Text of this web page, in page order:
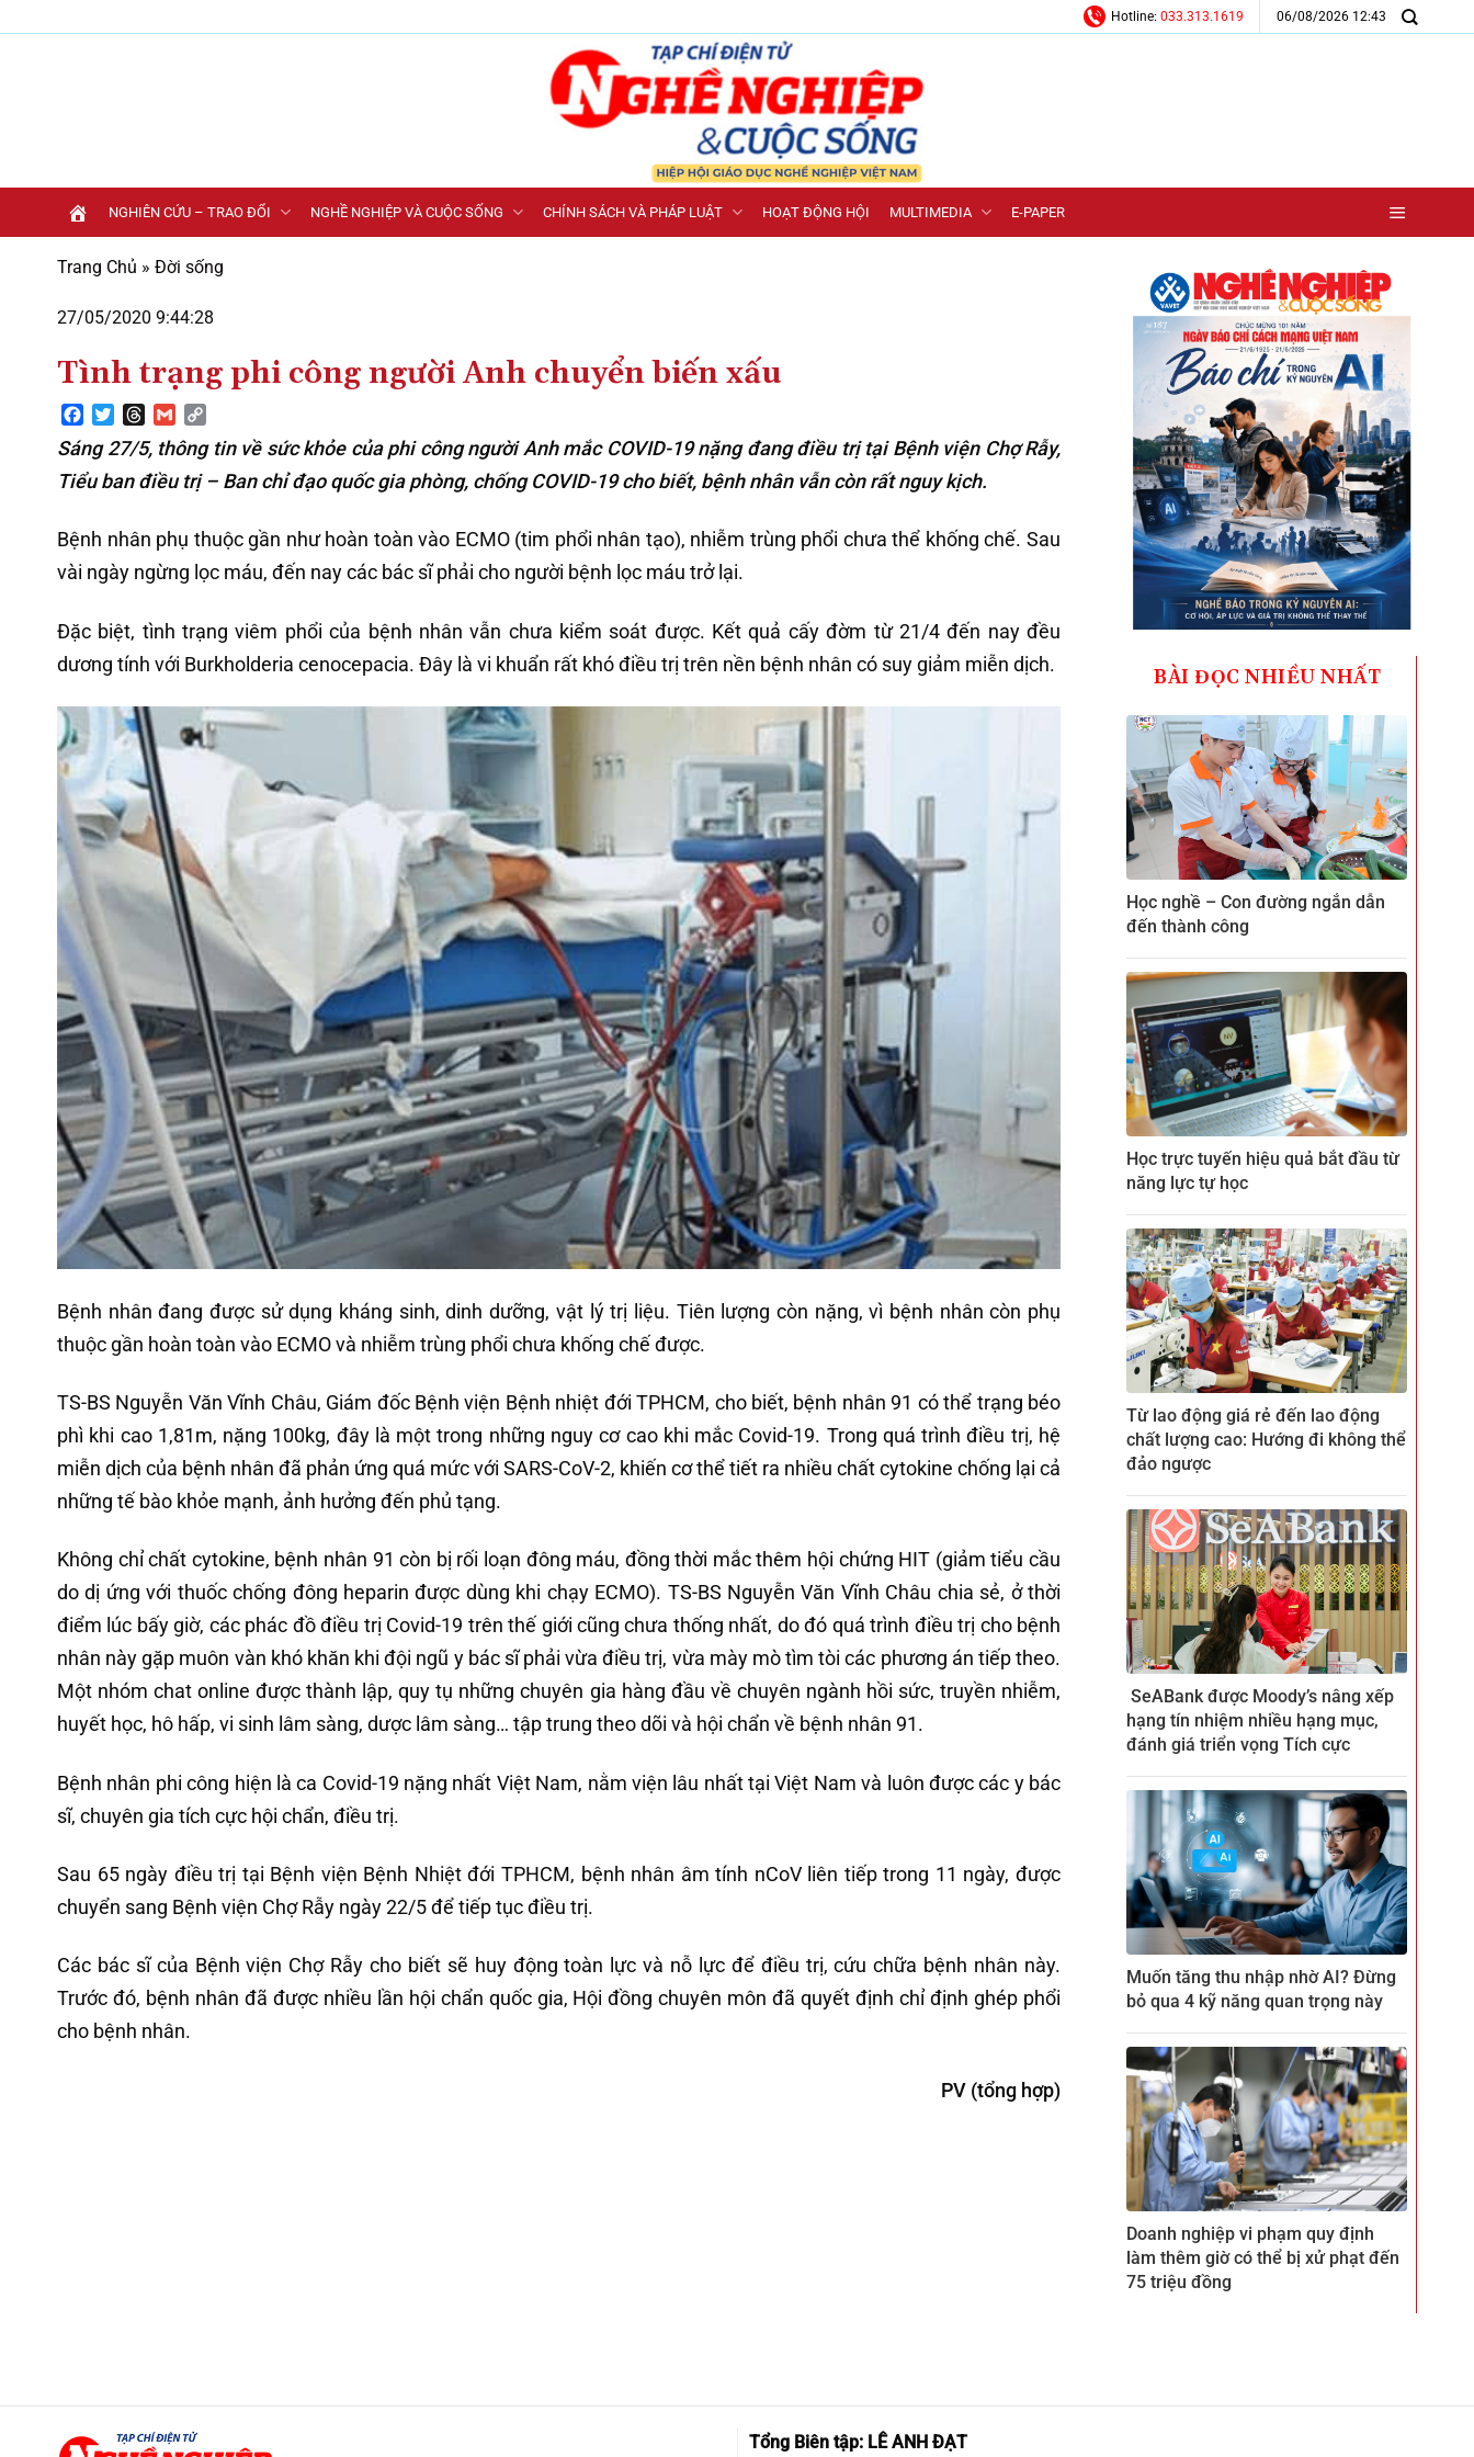
qua
Hotline: 033.313.1619 06/08/2026 12:43
NGHIÊN CỨU – TRAO ĐỔI NGHỀ NGHIỆP VÀ CUỘC SỐNG CHÍNH SÁCH VÀ PHÁP LUẬT HOẠT ĐỘNG HỘI MULTIMEDIA E-PAPER
Trang Chủ » Đời sống
27/05/2020 9:44:28
Tình trạng phi công người Anh chuyển biến xấu
Facebook
TwitterThreads
Gmail
Sáng 27/5, thông tin về sức khỏe của phi công người Anh mắc COVID-19 nặng đang điều trị tại Bệnh viện Chợ Rẫy,
Tiểu ban điều trị – Ban chỉ đạo quốc gia phòng, chống COVID-19 cho biết, bệnh nhân vẫn còn rất nguy kịch.
Bệnh nhân phụ thuộc gần như hoàn toàn vào ECMO (tim phổi nhân tạo), nhiễm trùng phổi chưa thể khống chế. Sau
vài ngày ngừng lọc máu, đến nay các bác sĩ phải cho người bệnh lọc máu trở lại.
Đặc biệt, tình trạng viêm phổi của bệnh nhân vẫn chưa kiểm soát được. Kết quả cấy đờm từ 21/4 đến nay đều
dương tính với Burkholderia cenocepacia. Đây là vi khuẩn rất khó điều trị trên nền bệnh nhân có suy giảm miễn dịch.
Bệnh nhân đang được sử dụng kháng sinh, dinh dưỡng, vật lý trị liệu. Tiên lượng còn nặng, vì bệnh nhân còn phụ
thuộc gần hoàn toàn vào ECMO và nhiễm trùng phổi chưa khống chế được.
TS-BS Nguyễn Văn Vĩnh Châu, Giám đốc Bệnh viện Bệnh nhiệt đới TPHCM, cho biết, bệnh nhân 91 có thể trạng béo
phì khi cao 1,81m, nặng 100kg, đây là một trong những nguy cơ cao khi mắc Covid-19. Trong quá trình điều trị, hệ
miễn dịch của bệnh nhân đã phản ứng quá mức với SARS-CoV-2, khiến cơ thể tiết ra nhiều chất cytokine chống lại cả
những tế bào khỏe mạnh, ảnh hưởng đến phủ tạng.
Không chỉ chất cytokine, bệnh nhân 91 còn bị rối loạn đông máu, đồng thời mắc thêm hội chứng HIT (giảm tiểu cầu
do dị ứng với thuốc chống đông heparin được dùng khi chạy ECMO). TS-BS Nguyễn Văn Vĩnh Châu chia sẻ, ở thời
điểm lúc bấy giờ, các phác đồ điều trị Covid-19 trên thế giới cũng chưa thống nhất, do đó quá trình điều trị cho bệnh
nhân này gặp muôn vàn khó khăn khi đội ngũ y bác sĩ phải vừa điều trị, vừa mày mò tìm tòi các phương án tiếp theo.
Một nhóm chat online được thành lập, quy tụ những chuyên gia hàng đầu về chuyên ngành hồi sức, truyền nhiễm,
huyết học, hô hấp, vi sinh lâm sàng, dược lâm sàng… tập trung theo dõi và hội chẩn về bệnh nhân 91.
Bệnh nhân phi công hiện là ca Covid-19 nặng nhất Việt Nam, nằm viện lâu nhất tại Việt Nam và luôn được các y bác
sĩ, chuyên gia tích cực hội chẩn, điều trị.
Sau 65 ngày điều trị tại Bệnh viện Bệnh Nhiệt đới TPHCM, bệnh nhân âm tính nCoV liên tiếp trong 11 ngày, được
chuyển sang Bệnh viện Chợ Rẫy ngày 22/5 để tiếp tục điều trị.
Các bác sĩ của Bệnh viện Chợ Rẫy cho biết sẽ huy động toàn lực và nỗ lực để điều trị, cứu chữa bệnh nhân này.
Trước đó, bệnh nhân đã được nhiều lần hội chẩn quốc gia, Hội đồng chuyên môn đã quyết định chỉ định ghép phổi
cho bệnh nhân.
PV (tổng hợp)
BÀI ĐỌC NHIỀU NHẤT
Học nghề – Con đường ngắn dẫn
đến thành công
Học trực tuyến hiệu quả bắt đầu từ
năng lực tự học
Từ lao động giá rẻ đến lao động
chất lượng cao: Hướng đi không thể
đảo ngược
SeABank được Moody’s nâng xếp
hạng tín nhiệm nhiều hạng mục,
đánh giá triển vọng Tích cực
Muốn tăng thu nhập nhờ AI? Đừng
bỏ qua 4 kỹ năng quan trọng này
Doanh nghiệp vi phạm quy định
làm thêm giờ có thể bị xử phạt đến
75 triệu đồng
Tổng Biên tập: LÊ ANH ĐẠT